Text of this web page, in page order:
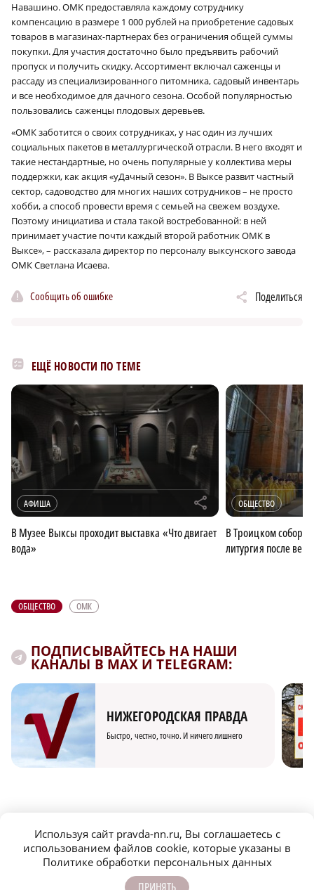
Навашино. ОМК предоставляла каждому сотруднику
компенсацию в размере 1 000 рублей на приобретение садовых
товаров в магазинах-партнерах без ограничения общей суммы
покупки. Для участия достаточно было предъявить рабочий
пропуск и получить скидку. Ассортимент включал саженцы и
рассаду из специализированного питомника, садовый инвентарь
и все необходимое для дачного сезона. Особой популярностью
пользовались саженцы плодовых деревьев.
«ОМК заботится о своих сотрудниках, у нас один из лучших
социальных пакетов в металлургической отрасли. В него входят и
такие нестандартные, но очень популярные у коллектива меры
поддержки, как акция «уДачный сезон». В Выксе развит частный
сектор, садоводство для многих наших сотрудников – не просто
хобби, а способ провести время с семьей на свежем воздухе.
Поэтому инициатива и стала такой востребованной: в ней
принимает участие почти каждый второй работник ОМК в
Выксе», – рассказала директор по персоналу выксунского завода
ОМК Светлана Исаева.
Сообщить об ошибке Поделиться
ЕЩЁ НОВОСТИ ПО ТЕМЕ
АФИША r
В Музее Выксы проходит выставка «Что двигает
вода»
ОБЩЕСТВО
В Троицком
литургия после
ОБЩЕСТВО ОМК
ПОДПИСЫВАЙТЕСЬ НА НАШИ
КАНАЛЫ В MAX И TELEGRAM:
НИЖЕГОРОДСКАЯ ПРАВДА
Быстро, честно, точно. И ничего лишнего
МОЛОДЕЖЬ МЕНЯЕТ МИР
Используя сайт pravda-nn.ru, Вы соглашаетесь с
использованием файлов cookie, которые указаны в
Политике обработки персональных данных